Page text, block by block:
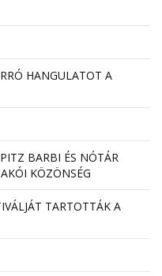
HANGULATOT A
BARBI ÉS NÓTÁR
KÖZÖNSÉG
TARTOTTÁK A